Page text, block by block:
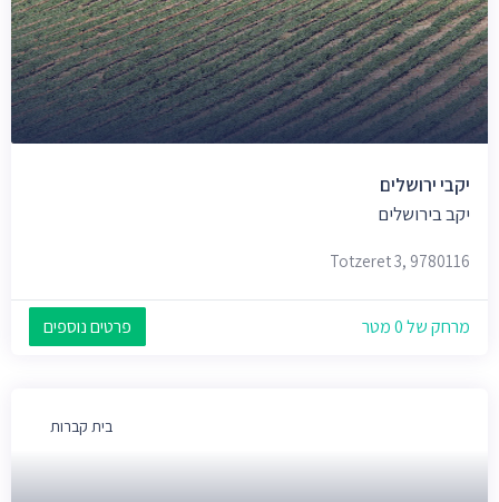
יקבי ירושלים
יקב בירושלים
Totzeret 3, 9780116
מרחק של 0 מטר פרטים נוספים
בית קברות